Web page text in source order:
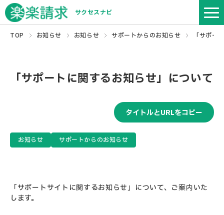
サクセスナビ
TOP お知らせ お知らせ サポートからのお知らせ 「サポー
「サポートに関するお知らせ」について
タイトルとURLをコピー
お知らせ サポートからのお知らせ
「サポートサイトに関するお知らせ」について、ご案内いた
します。